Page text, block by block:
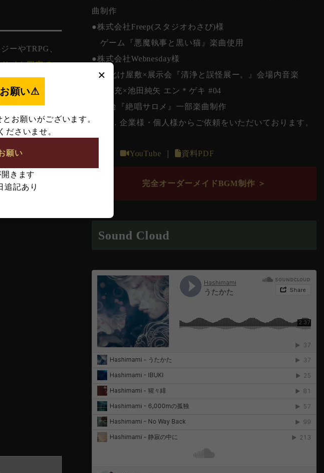
ーやTRPG、
イト限定で
必ずご確認く
れた場合は、
曲制作
●株式会社Freep(スタジオわさび)様
ゲーム『悪魔執事と黒い猫』楽曲使用
●株式会社Webnesday様
お化け屋敷×展示会『清浄と誤怪展ー。』会場内音楽
●松岡充×池田純矢 エン＊ゲキ #04
舞台『絶唱サロメ』一部楽曲制作
など… 企業様・個人様からご依頼をいただいております。
YouTube 資料PDF
完全オーダーメイドBGM制作 ＞
Sound Cloud
×
願い⚠︎
お願いがございます。
ださいませ。
願い
きます
追記あり